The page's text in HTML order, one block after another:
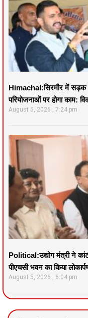
Himachal:सिरमौर में सड़क
परियोजनाओं पर होगा काम:
August 5, 2026 7:24 pm
Political:उद्योग मंत्री ने
पीएचसी भवन का किया
August 5, 2026 6:04 pm